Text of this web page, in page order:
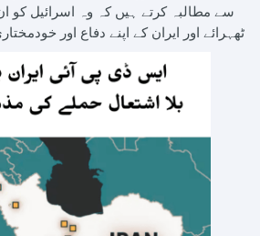
سے مطالبہ کرتے ہیں کہ وہ اسرائیل کو
ٹھہرائے اور ایران کے اپنے دفاع اور